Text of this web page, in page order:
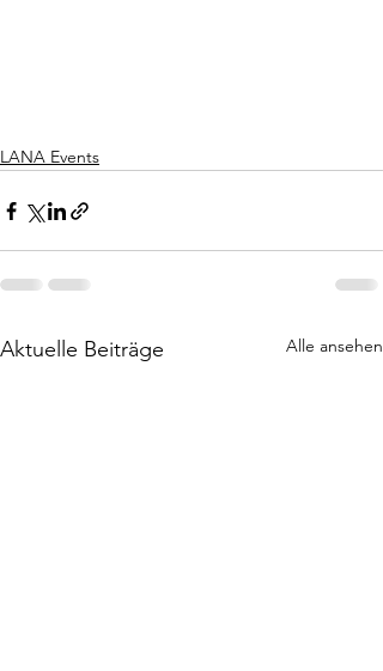
LANA Events
Aktuelle Beiträge Alle ansehen